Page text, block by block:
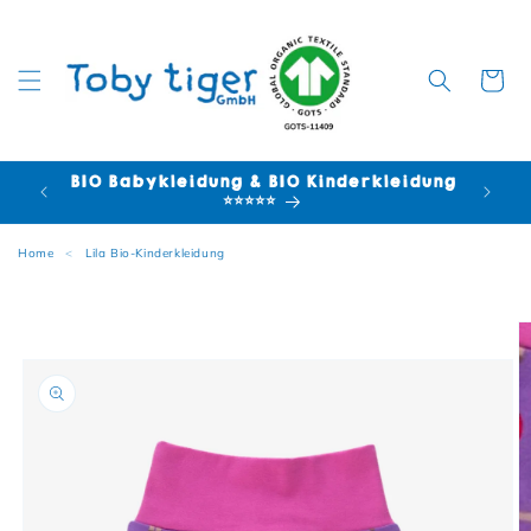
BIO Babykleidung & BIO Kinderkleidung
⭐⭐⭐⭐⭐
Home < Lila Bio-Kinderkleidung